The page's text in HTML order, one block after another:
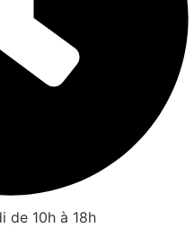
de 10h à 18h